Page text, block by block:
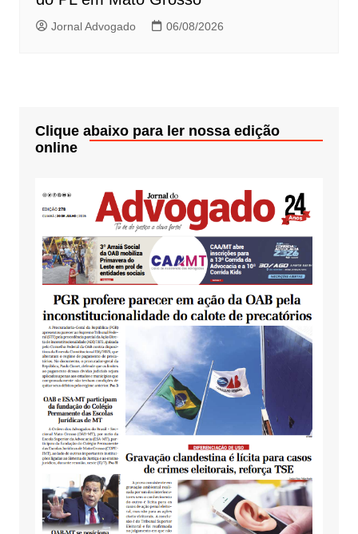
Jornal Advogado 06/08/2026
Clique abaixo para ler nossa edição
online